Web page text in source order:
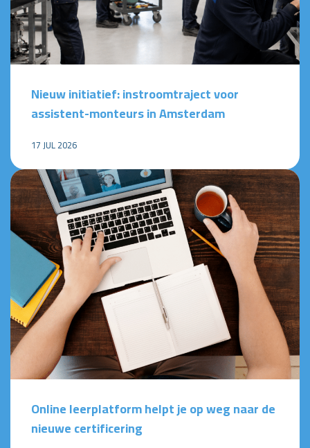
Nieuw initiatief: instroomtraject voor
assistent-monteurs in Amsterdam
17 JUL 2026
Online leerplatform helpt je op weg naar de
nieuwe certificering